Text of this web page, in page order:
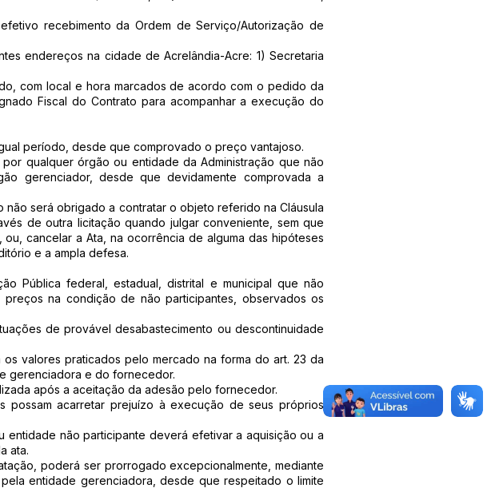
recebimento da Ordem de Serviço/Autorização de
endereços na cidade de Acrelândia-Acre: 1) Secretaria
com local e hora marcados de acordo com o pedido da
Fiscal do Contrato para acompanhar a execução do
período, desde que comprovado o preço vantajoso.
qualquer órgão ou entidade da Administração que não
gerenciador, desde que devidamente comprovada a
será obrigado a contratar o objeto referido na Cláusula
de outra licitação quando julgar conveniente, sem que
cancelar a Ata, na ocorrência de alguma das hipóteses
e a ampla defesa.
Pública federal, estadual, distrital e municipal que não
na condição de não participantes, observados os
de provável desabastecimento ou descontinuidade
valores praticados pelo mercado na forma do art. 23 da
gerenciadora e do fornecedor.
após a aceitação da adesão pelo fornecedor.
possam acarretar prejuízo à execução de seus próprios
não participante deverá efetivar a aquisição ou a
ata.
poderá ser prorrogado excepcionalmente, mediante
entidade gerenciadora, desde que respeitado o limite